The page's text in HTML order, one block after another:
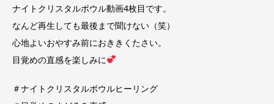
ナイトクリスタルボウル動画4枚目です。
なんど再生しても最後まで聞けない（笑）
心地よいおやすみ前におききくたさい。
目覚めの直感を楽しみに
＃ナイトクリスタルボウルヒーリング